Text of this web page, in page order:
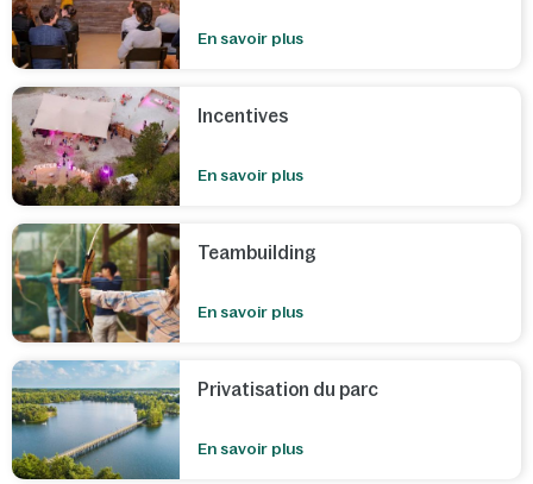
En savoir plus
Incentives
En savoir plus
Teambuilding
En savoir plus
Privatisation du parc
En savoir plus